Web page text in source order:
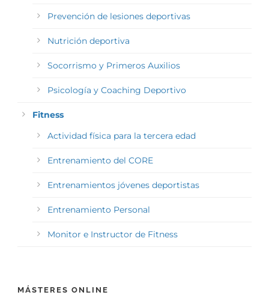
Prevención de lesiones deportivas
Nutrición deportiva
Socorrismo y Primeros Auxilios
Psicología y Coaching Deportivo
Fitness
Actividad física para la tercera edad
Entrenamiento del CORE
Entrenamientos jóvenes deportistas
Entrenamiento Personal
Monitor e Instructor de Fitness
MÁSTERES ONLINE